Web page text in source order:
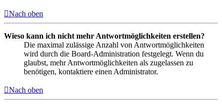
Nach oben
Wieso kann ich nicht mehr Antwortmöglichkeiten erstellen?
Die maximal zulässige Anzahl von Antwortmöglichkeiten
wird durch die Board-Administration festgelegt. Wenn du
glaubst, mehr Antwortmöglichkeiten als zugelassen zu
benötigen, kontaktiere einen Administrator.
Nach oben